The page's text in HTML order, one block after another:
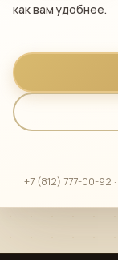
как вам удобнее.
+7 (812) 777-00-92